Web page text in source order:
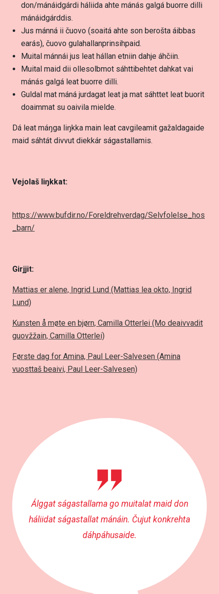
don/mánáidgárdi háliida ahte mánás galgá buorre dilli
mánáidgárddis.
Jus mánná ii čuovo (soaitá ahte son berošta áibbas
earás), čuovo gulahallanprinsihpaid.
Muital mánnái jus leat hállan etniin dahje áhčiin.
Muital maid dii ollesolbmot sáhttibehtet dahkat vai
mánás galgá leat buorre dilli.
Guldal mat máná jurdagat leat ja mat sáhttet leat buorit
doaimmat su oaivila mielde.
Dá leat máŋga liŋkka main leat cavgileamit gažaldagaide
maid sáhtát divvut diekkár ságastallamis.
Vejolaš liŋkkat:
https://www.bufdir.no/Foreldrehverdag/Selvfolelse_hos
_barn/
Girjjit:
Mattias er alene, Ingrid Lund (Mattias lea okto, Ingrid
Lund)
Kunsten å møte en bjørn, Camilla Otterlei (Mo deaivvadit
guovžžain, Camilla Otterlei)
Første dag for Amina, Paul Leer-Salvesen (Amina
vuosttaš beaivi, Paul Leer-Salvesen)
Álggat ságastallama go muitalat maid don
háliidat ságastallat mánáin. Čujut konkrehta
dáhpáhusaide.